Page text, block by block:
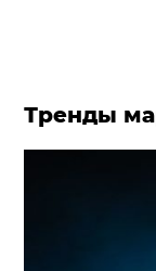
Тренды